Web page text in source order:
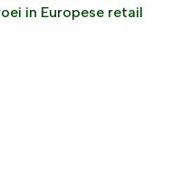
in Europese retail